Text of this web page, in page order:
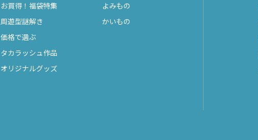
お買得！福袋特集
周遊型謎解き
価格で選ぶ
タカラッシュ作品
オリジナルグッズ
よみもの
かいもの